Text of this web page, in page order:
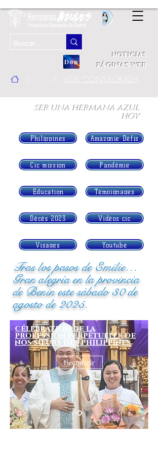
Don
noticias
páginas web
VIDA CONSAGRADA
ser una hermana azul
hoy
Philippines
Cic mission
Education
Décès 2023
Visages
Amazonie Défis
Pandémie
Témoignages
Vidéos cic
Youtube
Tras los pasos de Emilie…
Gran alegría en la provincia
de Benin este sábado 30 de
agosto de 2025.
célébration de la
profession perpétuelle de
nos sœurs des philippines
Découvrir